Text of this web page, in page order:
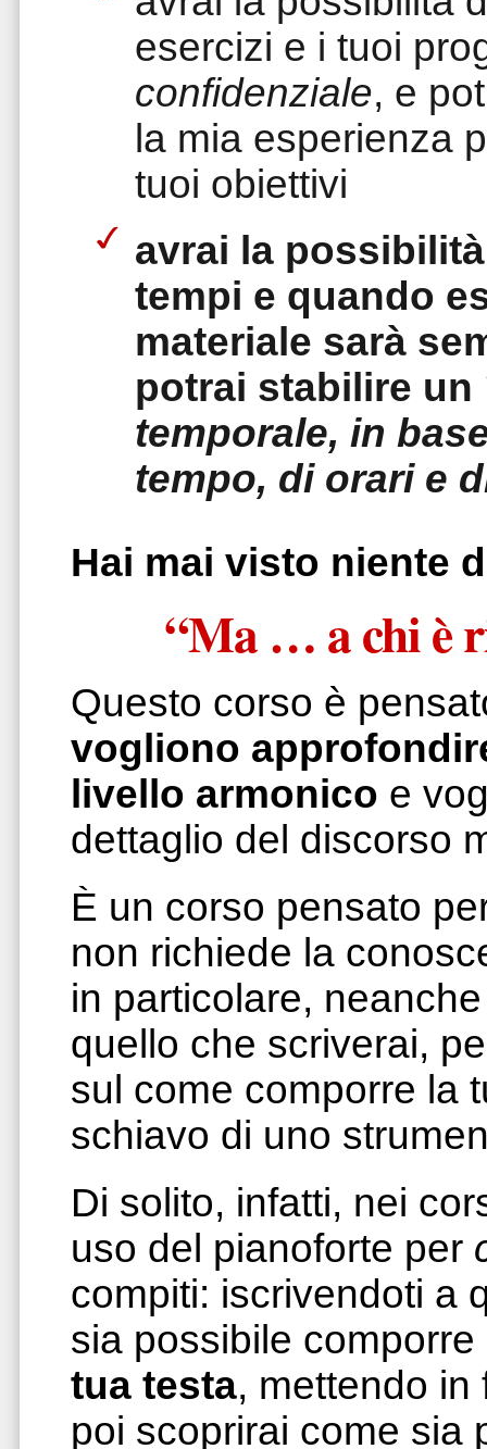
esercizi e i tuoi
confidenziale, e
la mia esperienza
tuoi obiettivi
avrai la
tempi e quando
materiale sarà
potrai stabilire un
temporale, in
tempo, di orari e
Hai mai visto niente
“Ma … a chi è
Questo corso è
vogliono
livello armonico e
dettaglio del discorso
È un corso pensato
non richiede la
in particolare,
quello che scriverai,
sul come comporre la
schiavo di uno
Di solito, infatti, nei
uso del pianoforte per
compiti: iscrivendoti a
sia possibile
tua testa, mettendo
poi scoprirai come sia